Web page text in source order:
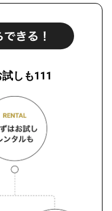
しも111